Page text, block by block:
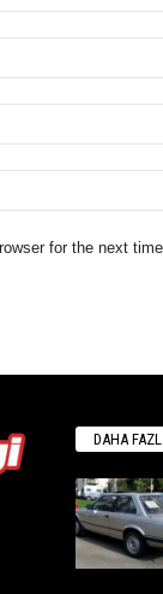
for the next
DAHA